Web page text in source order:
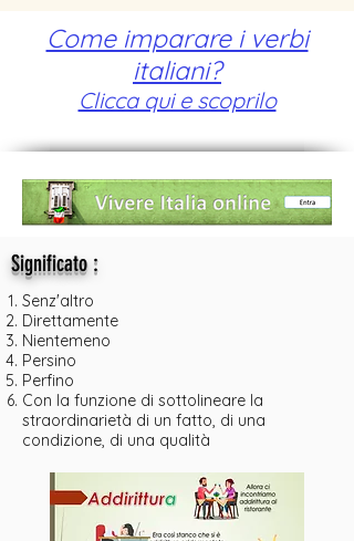
Come imparare i verbi
italiani?
Clicca qui e scoprilo
Significato:
Senz'altro
Direttamente
Nientemeno
Persino
Perfino
Con la funzione di sottolineare la
straordinarietà di un fatto, di una
condizione, di una qualità